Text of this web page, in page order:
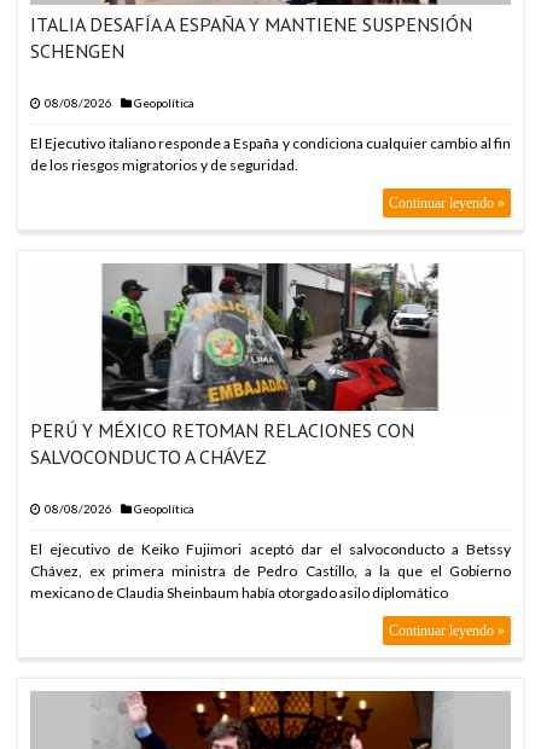
ARABIA SAUDITA, TU
ARABIA SAUDITA, TU
ARABIA SAUDITA, TU
ARABIA SAUDITA, TU
ARABIA SAUDITA, TU
ARABIA SAUDITA, TU
ARABIA SAUDITA, TU
ARABIA SAUDITA, TU
ARABIA SAUDITA, TU
ARABIA SAUDITA, TU
ARABIA SAUDITA, TU
ARABIA SAUDITA, TU
ARABIA SAUDITA, TU
ARABIA SAUDITA, TU
ITALIA DESAFÍA A ESPAÑA Y MANTIENE SUSPENSIÓN
SCHENGEN
08/08/2026 Geopolítica
El Ejecutivo italiano responde a España y condiciona cualquier cambio al fin
de los riesgos migratorios y de seguridad.
Continuar leyendo »
PERÚ Y MÉXICO RETOMAN RELACIONES CON
SALVOCONDUCTO A CHÁVEZ
08/08/2026 Geopolítica
El ejecutivo de Keiko Fujimori aceptó dar el salvoconducto a Betssy
Chávez, ex primera ministra de Pedro Castillo, a la que el Gobierno
mexicano de Claudia Sheinbaum había otorgado asilo diplomático
Continuar leyendo »